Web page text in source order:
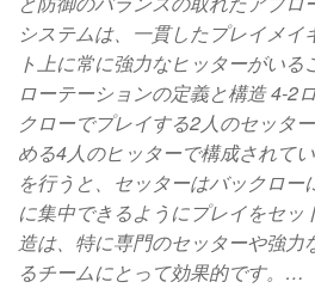
システムは、一貫したプレイメイ
ト上に常に強力なヒッターがい
ローテーションの定義と構造 4-2
クローでプレイする2人のセッタ
める4人のヒッターで構成されて
を行うと、セッターはバックロ
に集中できるようにプレイをセッ
造は、特に専門のセッターや強力
るチームにとって効果的です。…